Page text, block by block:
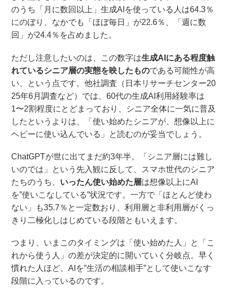
のうち「月に数回以上」生成AIを使っている人は64.3％
にのぼり、なかでも「ほぼ毎日」が22.6％、「週に数
回」が24.4％を占めました。
ただし注意したいのは、この数字は生成AIにある程度触
れているシニア層の実態を映したものである可能性が高
い、という点です。他社調査（日本リサーチセンター20
25年6月調査など）では、60代の生成AI利用経験率は
1〜2割程度にとどまっており、シニア全体に一気に普及
したというよりは、「使い始めたシニアが、想像以上に
ヘビーに使い込んでいる」と読むのが妥当でしょう。
ChatGPTが世に出てまだ約3年半。「シニア層には難し
いのでは」という先入観に反して、スマホ世代のシニア
たちのうち、 いったん使い始めた層は想像以上にAI
を”使いこなしている”状況です。一方で「ほとんど使わ
ない」も35.7％と一定数おり、利用層と非利用層がくっ
きり二極化しはじめている段階ともいえます。
つまり、いまこのタイミングは「使い始めた人」と「こ
れから使う人」の差が決定的に開いていく分岐点。早く
慣れた人ほど、AIを”生活の相談相手”として使いこなす
段階に入っているのです。